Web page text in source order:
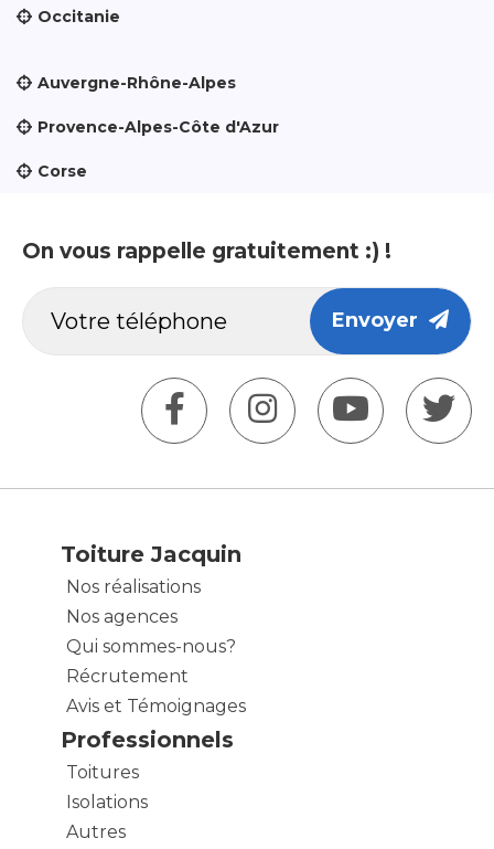
Occitanie
Auvergne-Rhône-Alpes
Provence-Alpes-Côte d'Azur
Corse
On vous rappelle gratuitement :) !
Envoyer
Toiture Jacquin
Nos réalisations
Nos agences
Qui sommes-nous?
Récrutement
Avis et Témoignages
Professionnels
Toitures
Isolations
Autres